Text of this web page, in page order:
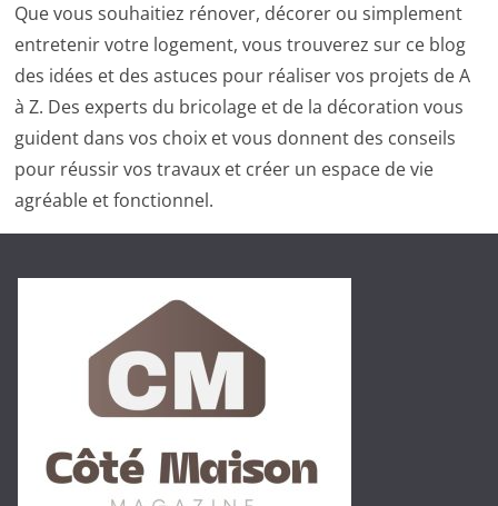
Que vous souhaitiez rénover, décorer ou simplement
entretenir votre logement, vous trouverez sur ce blog
des idées et des astuces pour réaliser vos projets de A
à Z. Des experts du bricolage et de la décoration vous
guident dans vos choix et vous donnent des conseils
pour réussir vos travaux et créer un espace de vie
agréable et fonctionnel.